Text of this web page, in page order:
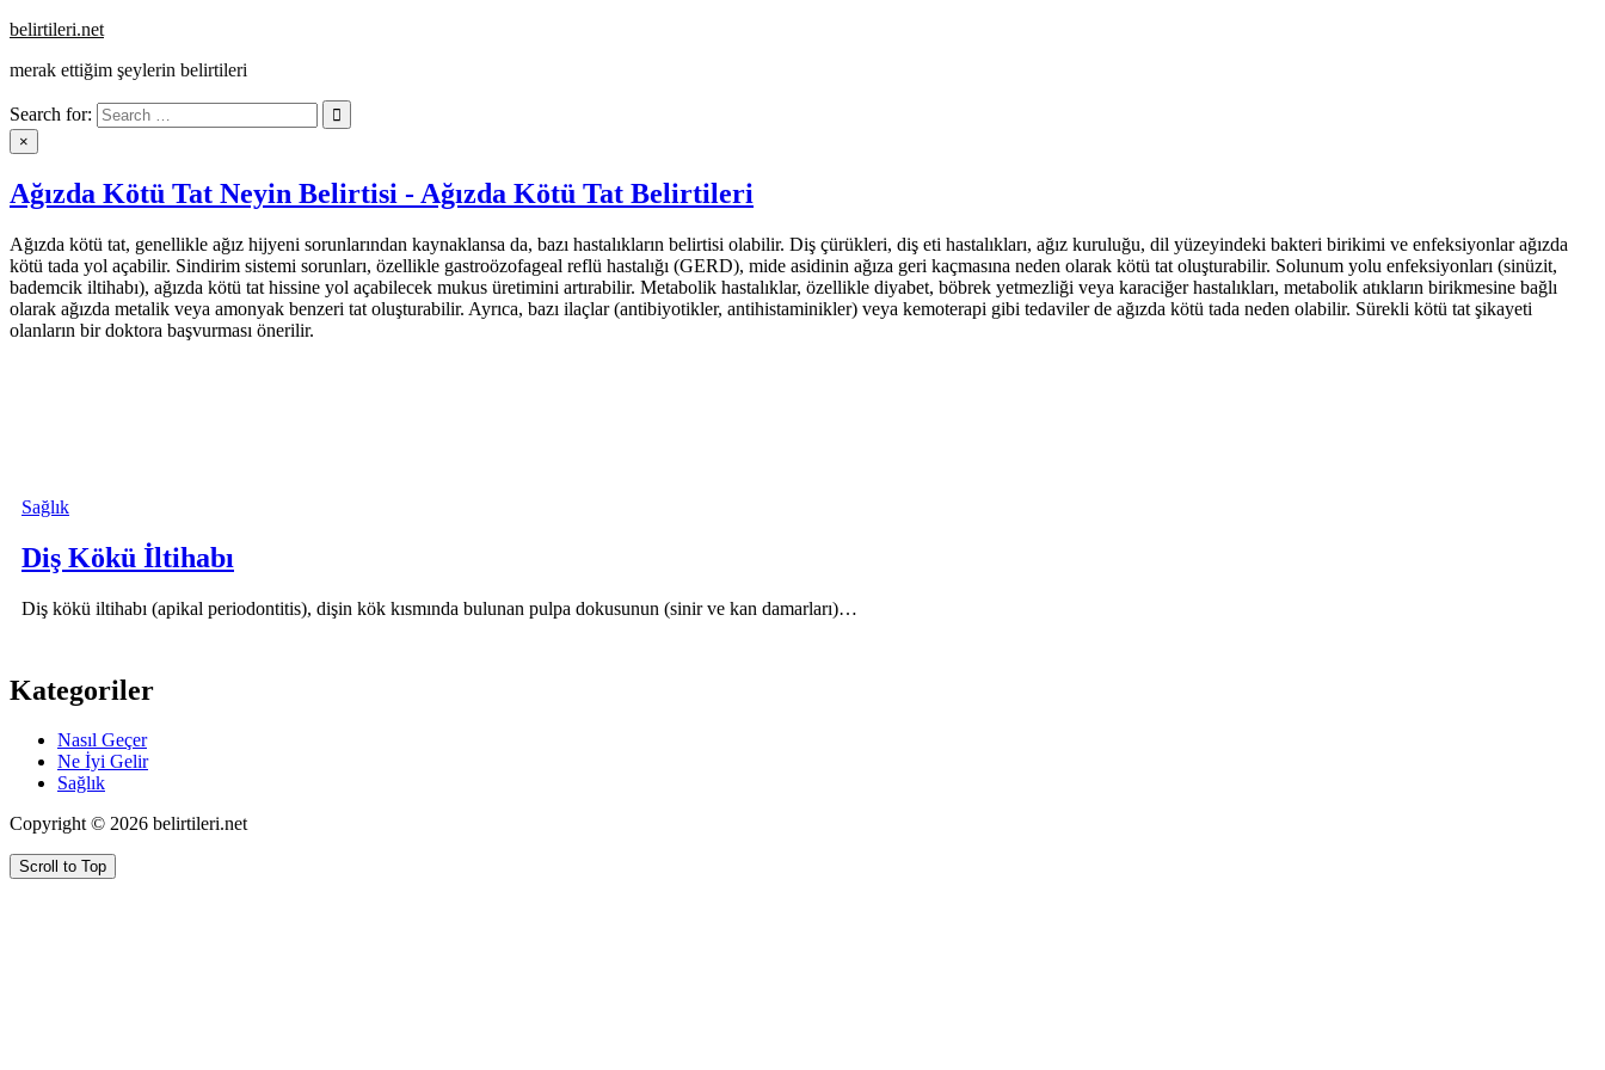
Skip
content
belirtileri.net
merak ettiğim şeylerin belirtileri
Search for:
×
Ağızda Kötü Tat Neyin Belirtisi - Ağızda Kötü Tat Belirtileri
Ağızda kötü tat, genellikle ağız hijyeni sorunlarından kaynaklansa da, bazı hastalıkların belirtisi olabilir. Diş çürükleri, diş eti hastalıkları, ağız kuruluğu, dil yüzeyindeki bakteri birikimi ve enfeksiyonlar ağızda
kötü tada yol açabilir. Sindirim sistemi sorunları, özellikle gastroözofageal reflü hastalığı (GERD), mide asidinin ağıza geri kaçmasına neden olarak kötü tat oluşturabilir. Solunum yolu enfeksiyonları (sinüzit,
bademcik iltihabı), ağızda kötü tat hissine yol açabilecek mukus üretimini artırabilir. Metabolik hastalıklar, özellikle diyabet, böbrek yetmezliği veya karaciğer hastalıkları, metabolik atıkların birikmesine bağlı
olarak ağızda metalik veya amonyak benzeri tat oluşturabilir. Ayrıca, bazı ilaçlar (antibiyotikler, antihistaminikler) veya kemoterapi gibi tedaviler de ağızda kötü tada neden olabilir. Sürekli kötü tat şikayeti
olanların bir doktora başvurması önerilir.
Sağlık
Diş Kökü İltihabı
Diş kökü iltihabı (apikal periodontitis), dişin kök kısmında bulunan pulpa dokusunun (sinir ve kan damarları)…
Kategoriler
Nasıl Geçer
Ne İyi Gelir
Sağlık
Copyright © 2026 belirtileri.net
Scroll to Top